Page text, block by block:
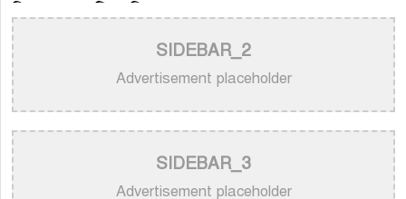
>
নতুন করে ভাইরাল ‘আজ কেন মন উদাসী হয়ে’ গানের
পেছনের গল্প
>
বাংলাদেশ বেতারে সুরকার ও সংগীত পরিচালক হিসেবে
তালিকাভুক্ত হলেন ৯২ শিল্পী
SIDEBAR_2
Advertisement placeholder
SIDEBAR_3
Advertisement placeholder